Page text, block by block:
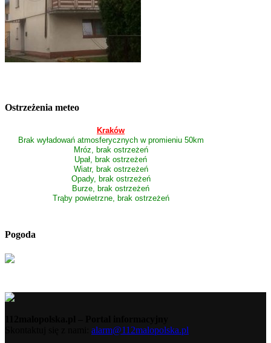
Ostrzeżenia meteo
Kraków
Brak wyładowań atmosferycznych w promieniu 50km
Mróz, brak ostrzeżeń
Upał, brak ostrzeżeń
Wiatr, brak ostrzeżeń
Opady, brak ostrzeżeń
Burze, brak ostrzeżeń
Trąby powietrzne, brak ostrzeżeń
Pogoda
alarm@112malopolska.pl